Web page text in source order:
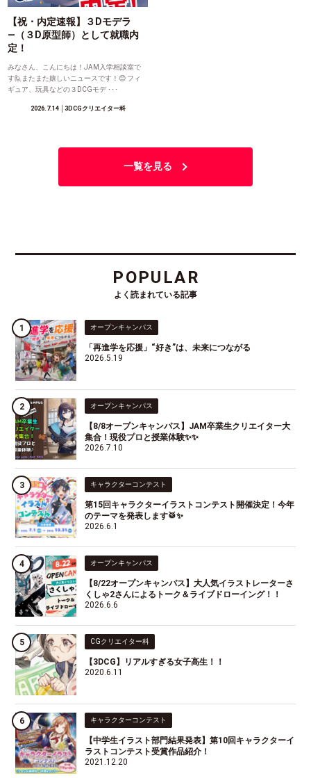
【祝・内定速報】３Dモデラ
―（３D原型師）として就職内
定！
みなさん、こんにちは！JAM入学相談室で
す🙋またまた嬉しいニュースです！😊 フィ
ギュア、玩具などの３DCGモデ ･･･
2026.7.14│3DCGクリエイター科
一覧を見る
POPULAR
よく読まれている記事
オープンキャンパス
「再進学を応援」“好き”は、未来につながる
2026.5.19
オープンキャンパス
【8/8オープンキャンパス】JAM卒業生クリエイター大
集合！現役プロと授業体験✨✨
2026.7.10
キャラクターコンテスト
第15回キャラクターイラストコンテスト開催決定！今年
のテーマを発表します🥁✨
2026.6.1
オープンキャンパス
【8/22オープンキャンパス】大人気イラストレーターさ
くしゃ2さんによるトーク＆ライブドローイング！！
2026.6.6
CGクリエイター科
【3DCG】リアルすぎる女子高生！！
2020.6.11
キャラクターコンテスト
【中学生イラスト部門結果発表】第10回キャラクターイ
ラストコンテスト受賞作品紹介！
2021.12.20